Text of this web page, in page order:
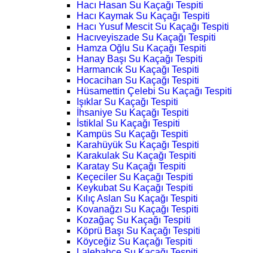
Hacı Hasan Su Kaçağı Tespiti
Hacı Kaymak Su Kaçağı Tespiti
Hacı Yusuf Mescit Su Kaçağı Tespiti
Hacıveyiszade Su Kaçağı Tespiti
Hamza Oğlu Su Kaçağı Tespiti
Hanay Başı Su Kaçağı Tespiti
Harmancık Su Kaçağı Tespiti
Hocacihan Su Kaçağı Tespiti
Hüsamettin Çelebi Su Kaçağı Tespiti
Işıklar Su Kaçağı Tespiti
İhsaniye Su Kaçağı Tespiti
İstiklal Su Kaçağı Tespiti
Kampüs Su Kaçağı Tespiti
Karahüyük Su Kaçağı Tespiti
Karakulak Su Kaçağı Tespiti
Karatay Su Kaçağı Tespiti
Keçeciler Su Kaçağı Tespiti
Keykubat Su Kaçağı Tespiti
Kılıç Aslan Su Kaçağı Tespiti
Kovanağzı Su Kaçağı Tespiti
Kozağaç Su Kaçağı Tespiti
Köprü Başı Su Kaçağı Tespiti
Köyceğiz Su Kaçağı Tespiti